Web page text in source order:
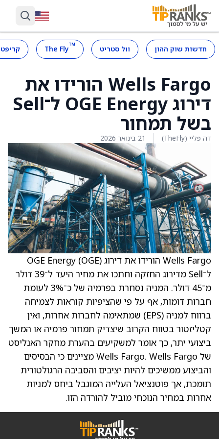
חדשות שוק ההון וול סטריט ™
The Fly
Wells Fargo הורידו את
דירוג OGE Energy ל־Sell
בשל תמחור
דה פליי (TheFly) 21 בינואר 2026
Wells Fargo הורידו את דירוג OGE Energy (OGE)
ל־Sell מדירוג החזקה וחתכו את מחיר היעד ל־39 דולר
מ־45 דולר. המניה נסחרת בפרמיה של כ־3% לעומת
חברות דומות, אף על פי שהציפיות קוראות לצמיחה
ברווח למניה (EPS) שמתאימה לחברות אחרות, ואין
קטליזטור בטווח הקרוב שיצדיק תמחור פרמיה או המשך
ביצועי יתר, כך אומר למשקיעים בהערת מחקר האנליסט
של Wells Fargo. Wells Fargo מציינים כי הבסיסים
והביצוע ממשיכים להיות יציבים והסביבה הרגולטורית
תומכת, אך פוטנציאל העלייה המוגבל ביחס למניות
אחרות במחיר הנוכחי מוביל להורדה הזו.